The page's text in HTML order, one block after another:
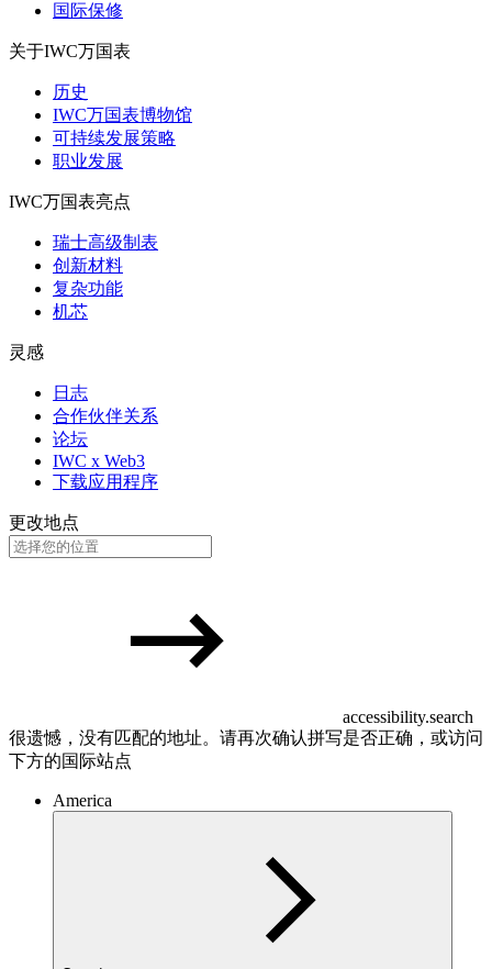
国际保修
关于IWC万国表
历史
IWC万国表博物馆
可持续发展策略
职业发展
IWC万国表亮点
瑞士高级制表
创新材料
复杂功能
机芯
灵感
日志
合作伙伴关系
论坛
IWC x Web3
下载应用程序
更改地点
accessibility.search
很遗憾，没有匹配的地址。请再次确认拼写是否正确，或访问
下方的国际站点
America